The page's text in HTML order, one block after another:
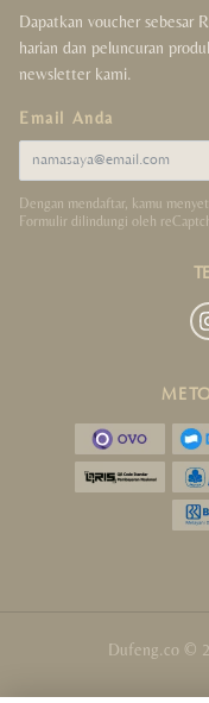
Dapatkan voucher sebesar
harian dan peluncuran
newsletter kami.
Email Anda
Dengan mendaftar, kamu
Formulir dilindungi oleh
Dufeng.co ©